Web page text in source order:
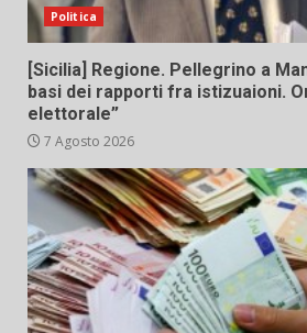
Politica
[Sicilia] Regione. Pellegrino a
basi dei rapporti fra istizuaioni.
elettorale”
7 Agosto 2026